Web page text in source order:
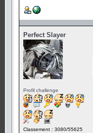
Perfect Slayer
Profil challenge
Classement : 3080/55625